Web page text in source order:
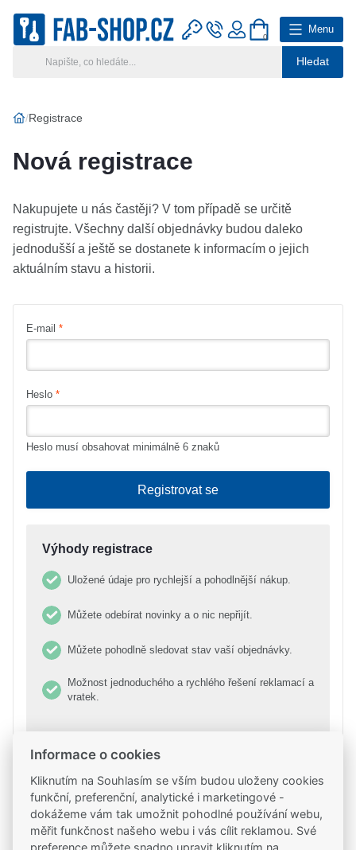
Hledat
0
Menu
Hlavní kategorie
Rady a tipy
Katalog
Reference
Kontakt
Kontakt
Fabshop CZ
Registrace
Nová registrace
Nakupujete u nás častěji? V tom případě se určitě
registrujte. Všechny další objednávky budou daleko
jednodušší a ještě se dostanete k informacím o jejich
aktuálním stavu a historii.
E-mail
Heslo
Heslo musí obsahovat minimálně 6 znaků
Registrovat se
Výhody registrace
Uložené údaje pro rychlejší a pohodlnější nákup.
Můžete odebírat novinky a o nic nepřijít.
Můžete pohodlně sledovat stav vaší objednávky.
Možnost jednoduchého a rychlého řešení reklamací a
vratek.
Doprava zdarma
Informace o cookies
Kliknutím na Souhlasím se vším budou uloženy cookies
funkční, preferenční, analytické i marketingové -
dokážeme vám tak umožnit pohodlné používání webu,
měřit funkčnost našeho webu i vás cílit reklamou. Své